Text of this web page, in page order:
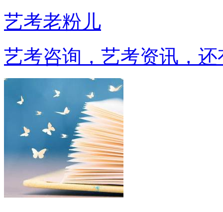
艺考老粉儿
艺考咨询，艺考资讯，